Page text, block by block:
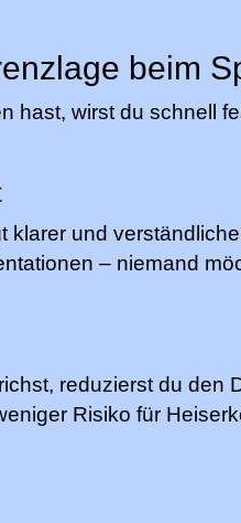
beim
hast, wirst du schnell
klarer und
– niemand
reduzierst du den
Risiko für